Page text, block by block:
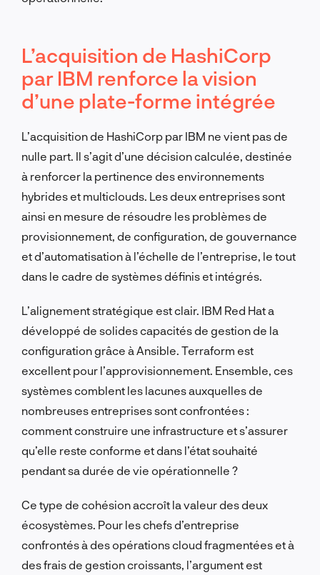
L’acquisition de HashiCorp
par IBM renforce la vision
d’une plate-forme intégrée
L’acquisition de HashiCorp par IBM ne vient pas de
nulle part. Il s’agit d’une décision calculée, destinée
à renforcer la pertinence des environnements
hybrides et multiclouds. Les deux entreprises sont
ainsi en mesure de résoudre les problèmes de
provisionnement, de configuration, de gouvernance
et d’automatisation à l’échelle de l’entreprise, le tout
dans le cadre de systèmes définis et intégrés.
L’alignement stratégique est clair. IBM Red Hat a
développé de solides capacités de gestion de la
configuration grâce à Ansible. Terraform est
excellent pour l’approvisionnement. Ensemble, ces
systèmes comblent les lacunes auxquelles de
nombreuses entreprises sont confrontées :
comment construire une infrastructure et s’assurer
qu’elle reste conforme et dans l’état souhaité
pendant sa durée de vie opérationnelle ?
Ce type de cohésion accroît la valeur des deux
écosystèmes. Pour les chefs d’entreprise
confrontés à des opérations cloud fragmentées et à
des frais de gestion croissants, l’argument est